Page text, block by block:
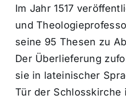
Im Jahr 1517
und
seine 95 Thesen zu
Der Überlieferung
sie in lateinischer
Tür der Schlosskirche